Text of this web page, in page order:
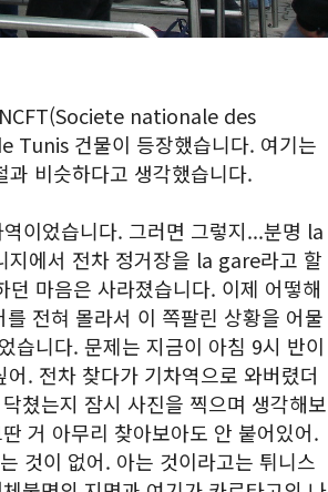
nationale des
건물이 등장했습니다. 여기는
비슷하다고 생각했습니다.
이었습니다. 그러면 그렇지...분명 la
에서 전차 정거장을 la gare라고 할
마음은 사라졌습니다. 이제 어떻해
전혀 몰라서 이 쪽팔린 상황을 어물
습니다. 문제는 지금이 아침 9시 반이
. 전차 찾다가 기차역으로 와버렸더
쳤는지 잠시 사진을 찍으며 생각해보
거 아무리 찾아보아도 안 붙어있어.
것이 없어. 아는 것이라고는 튀니스